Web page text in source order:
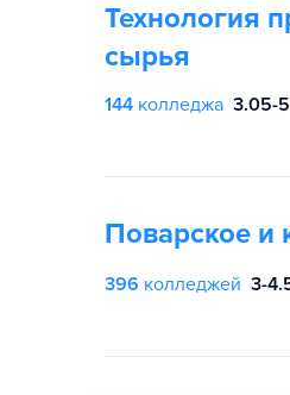
Технология
сырья
144 колледжа 3.05-5
Поварское и
396 колледжей 3-